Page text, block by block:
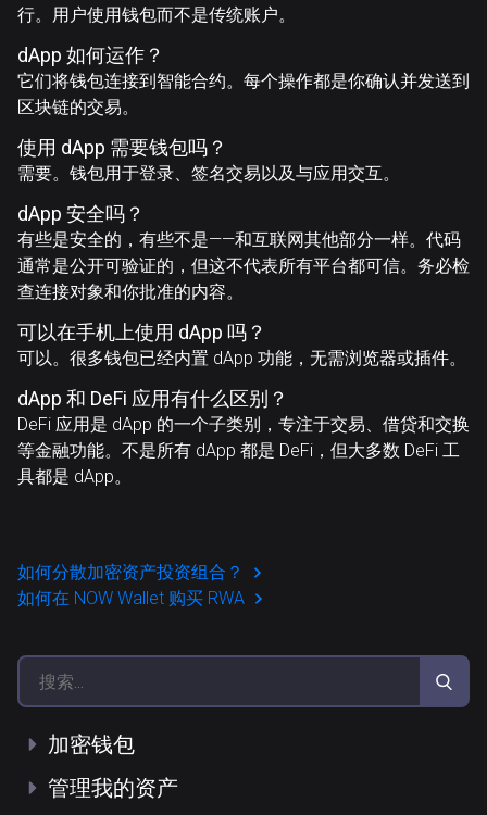
行。用户使用钱包而不是传统账户。
dApp 如何运作？
它们将钱包连接到智能合约。每个操作都是你确认并发送到
区块链的交易。
使用 dApp 需要钱包吗？
需要。钱包用于登录、签名交易以及与应用交互。
dApp 安全吗？
有些是安全的，有些不是——和互联网其他部分一样。代码
通常是公开可验证的，但这不代表所有平台都可信。务必检
查连接对象和你批准的内容。
可以在手机上使用 dApp 吗？
可以。很多钱包已经内置 dApp 功能，无需浏览器或插件。
dApp 和 DeFi 应用有什么区别？
DeFi 应用是 dApp 的一个子类别，专注于交易、借贷和交换
等金融功能。不是所有 dApp 都是 DeFi，但大多数 DeFi 工
具都是 dApp。
如何分散加密资产投资组合？
如何在 NOW Wallet 购买 RWA
加密钱包
管理我的资产